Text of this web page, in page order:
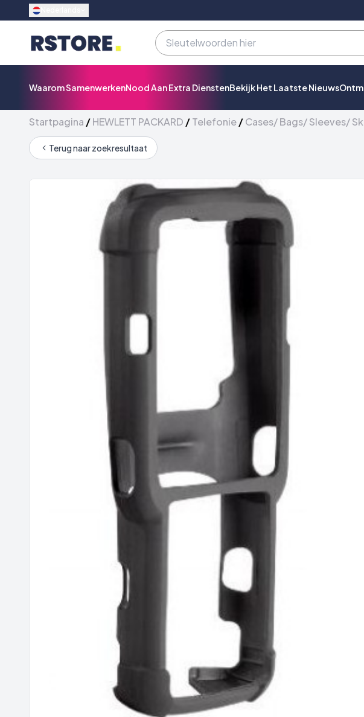
Waarom SamenwerkenNood Aan Extra DienstenBekijk Het Laatste Nieuws
Startpagina /HEWLETT PACKARD /Telefonie/Cases/ Bags/ Sleeves/
Terug naar zoekresultaat